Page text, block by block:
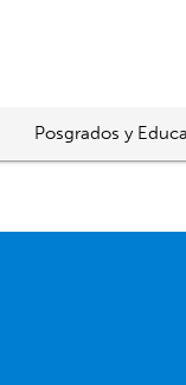
Posgrados y